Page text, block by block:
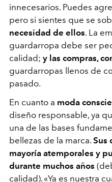
innecesarios. Puedes
pero si sientes que se
necesidad de ellos. La
guardarropa debe ser
calidad; y las compras,
guardarropas llenos de
pasado.
En cuanto a moda
diseño responsable, ya
una de las bases
bellezas de la marca. Sus
mayoría atemporales y
durante muchos años
calidad). «Ya es nuestra